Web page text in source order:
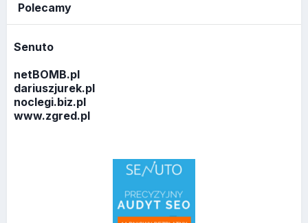
Polecamy
Senuto
netBOMB.pl
dariuszjurek.pl
noclegi.biz.pl
www.zgred.pl